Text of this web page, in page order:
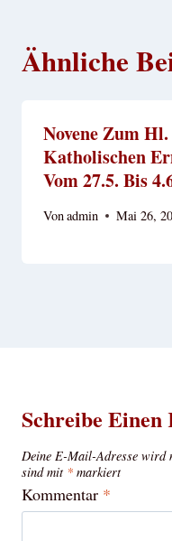
Ähnliche
Novene Zum
Katholischen
Vom 27.5. Bis
Vonadmin Mai 26,
Schreibe
Deine E-Mail-Adresse wird
sind mit * markiert
Kommentar *